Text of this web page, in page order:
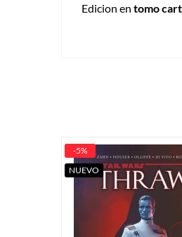
Edicion en tomo
-5%
NUEVO